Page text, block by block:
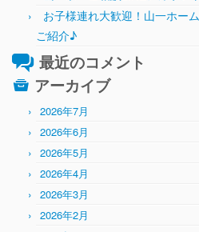
お子様連れ大歓迎！山一ホー
ご紹介♪
最近のコメント
アーカイブ
2026年7月
2026年6月
2026年5月
2026年4月
2026年3月
2026年2月